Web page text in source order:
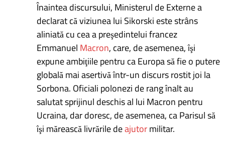
Înaintea discursului, Ministerul de Externe a
declarat că viziunea lui Sikorski este strâns
aliniată cu cea a preşedintelui francez
Emmanuel Macron, care, de asemenea, îşi
expune ambiţiile pentru ca Europa să fie o putere
globală mai asertivă într-un discurs rostit joi la
Sorbona. Oficiali polonezi de rang înalt au
salutat sprijinul deschis al lui Macron pentru
Ucraina, dar doresc, de asemenea, ca Parisul să
îşi mărească livrările deajutormilitar.